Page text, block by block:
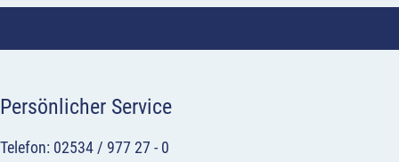
Persönlicher Service
Telefon: 02534 / 977 27 - 0